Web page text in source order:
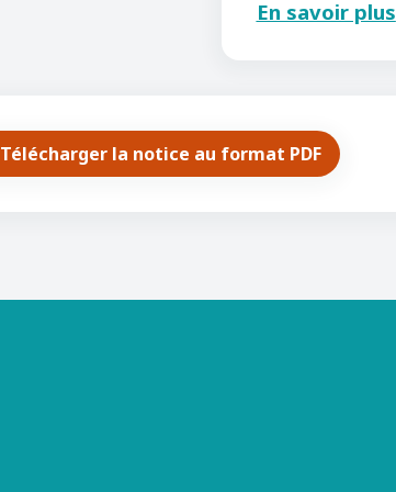
En savoir plus
Télécharger la notice au format PDF